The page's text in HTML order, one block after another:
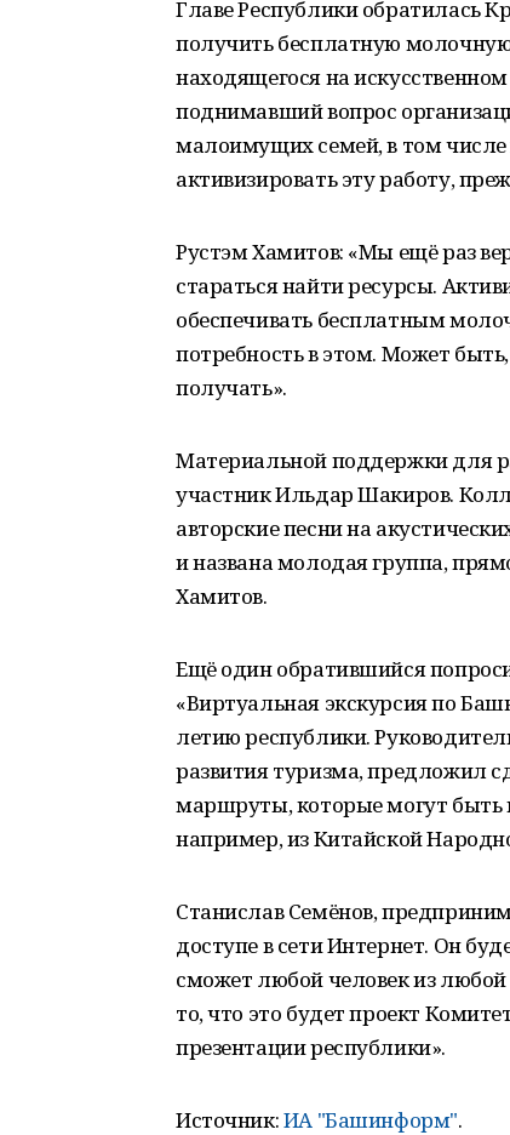
Главе Республики обратилась
получить бесплатную
находящегося на
поднимавший вопрос
малоимущих семей, в том
активизировать эту работу,
Рустэм Хамитов: «Мы ещё раз
стараться найти ресурсы.
обеспечивать бесплатным
потребность в этом. Может
получать».
Материальной поддержки для
участник Ильдар Шакиров.
авторские песни на
и названа молодая группа,
Хамитов.
Ещё один обратившийся
«Виртуальная экскурсия по
летию республики.
развития туризма, предложил
маршруты, которые могут быть
например, из Китайской
Станислав Семёнов,
доступе в сети Интернет. Он
сможет любой человек из
то, что это будет проект
презентации республики».
Источник:ИА "Башинформ".